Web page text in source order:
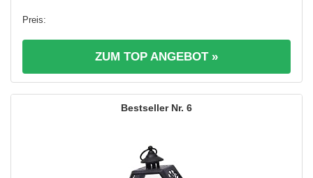
ZUM TOP ANGEBOT »
6